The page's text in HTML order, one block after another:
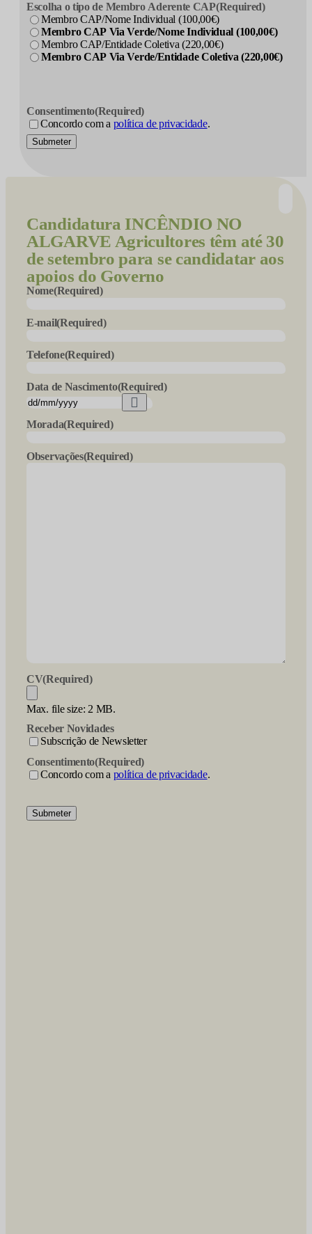
Escolha o tipo de Membro Aderente CAP(Required)
Membro CAP/Nome Individual (100,00€)
Membro CAP Via Verde/Nome Individual (100,00€)
Membro CAP/Entidade Coletiva (220,00€)
Membro CAP Via Verde/Entidade Coletiva (220,00€)
Consentimento(Required)
Concordo com a política de privacidade.
Submeter
Candidatura INCÊNDIO NO
ALGARVE Agricultores têm até 30
de setembro para se candidatar aos
apoios do Governo
Nome(Required)
E-mail(Required)
Telefone(Required)
Data de Nascimento(Required)
Morada(Required)
Observações(Required)
CV(Required)
Max. file size: 2 MB.
Receber Novidades
Subscrição de Newsletter
Consentimento(Required)
Concordo com a política de privacidade.
Submeter